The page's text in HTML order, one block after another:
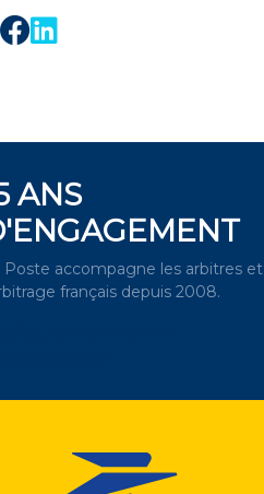
ANS
Poste accompagne les arbitres et
français depuis 2008.